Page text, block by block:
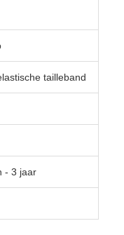
tailleband
- 3 jaar